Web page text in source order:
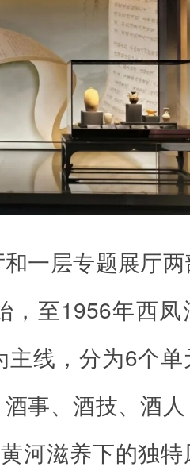
一层专题展厅
，至1956年西凤
线，分为6个
事、酒技、酒
河滋养下的独